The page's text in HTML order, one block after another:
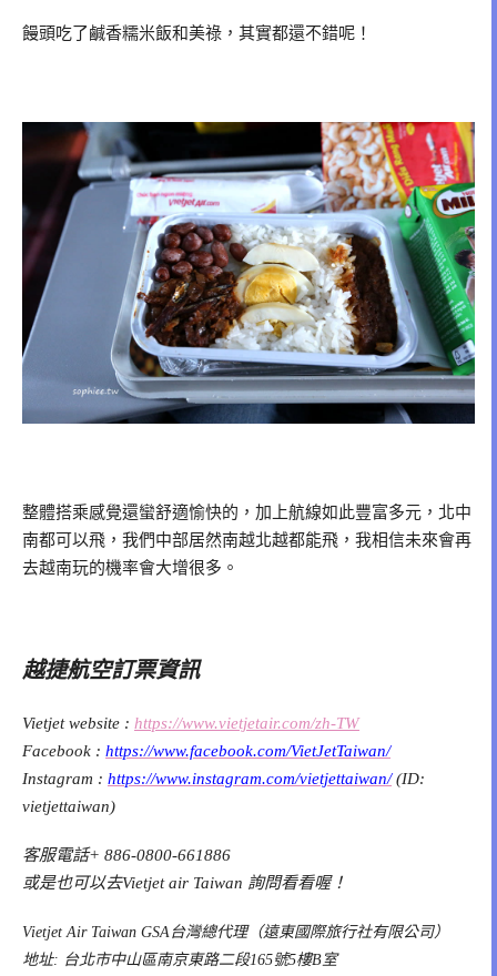
饅頭吃了鹹香糯米飯和美祿，其實都還不錯呢！
整體搭乘感覺還蠻舒適愉快的，加上航線如此豐富多元，北中
南都可以飛，我們中部居然南越北越都能飛，我相信未來會再
去越南玩的機率會大增很多。
越捷航空訂票資訊
Vietjet website : https://www.vietjetair.com/zh-TW
Facebook : https://www.facebook.com/VietJetTaiwan/
Instagram : https://www.instagram.com/vietjettaiwan/(ID:
vietjettaiwan)
客服電話+ 886-0800-661886
或是也可以去Vietjet air Taiwan 詢問看看喔！
Vietjet Air Taiwan GSA台灣總代理（遠東國際旅行社有限公司）
地址: 台北市中山區南京東路二段165號5樓B室